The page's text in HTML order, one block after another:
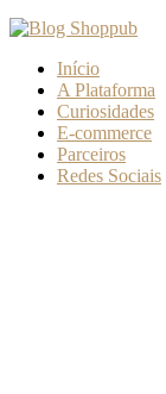
Início
A Plataforma
Curiosidades
E-commerce
Parceiros
Redes Sociais